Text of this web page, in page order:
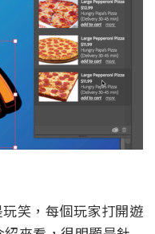
笑，每個玩家打開遊